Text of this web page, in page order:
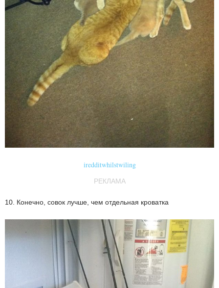
iredditwhilstwiling
РЕКЛАМА
10. Конечно, совок лучше, чем отдельная кроватка